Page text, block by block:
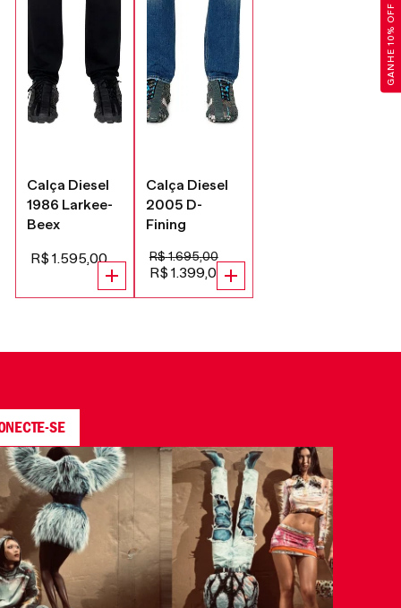
GANHE 10% OFF
Calça Diesel
1986 Larkee-
Beex
R$ 1.595,00
Calça Diesel
2005 D-
Fining
R$1.695,00
R$ 1.399,00
SE